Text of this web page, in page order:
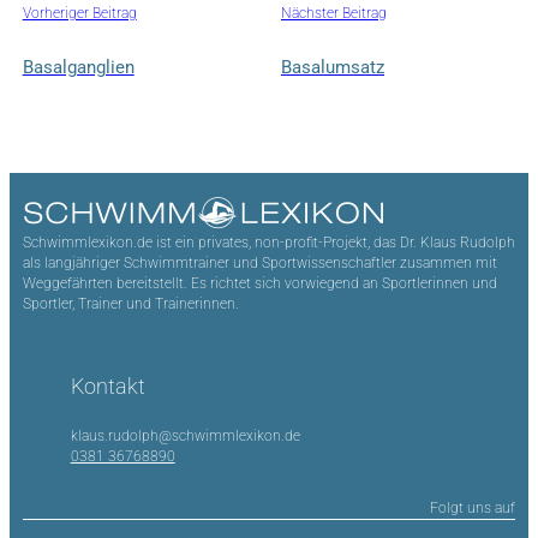
Vorheriger Beitrag
Basalganglien
Nächster Beitrag
Basalumsatz
Schwimmlexikon.de ist ein privates, non-profit-Projekt, das Dr. Klaus Rudolph
als langjähriger Schwimmtrainer und Sportwissenschaftler zusammen mit
Weggefährten bereitstellt. Es richtet sich vorwiegend an Sportlerinnen und
Sportler, Trainer und Trainerinnen.
Kontakt
klaus.rudolph@schwimmlexikon.de
0381 36768890
Folgt uns auf